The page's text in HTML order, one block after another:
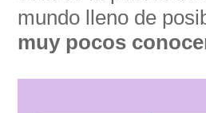
mundo lleno de
muy pocos